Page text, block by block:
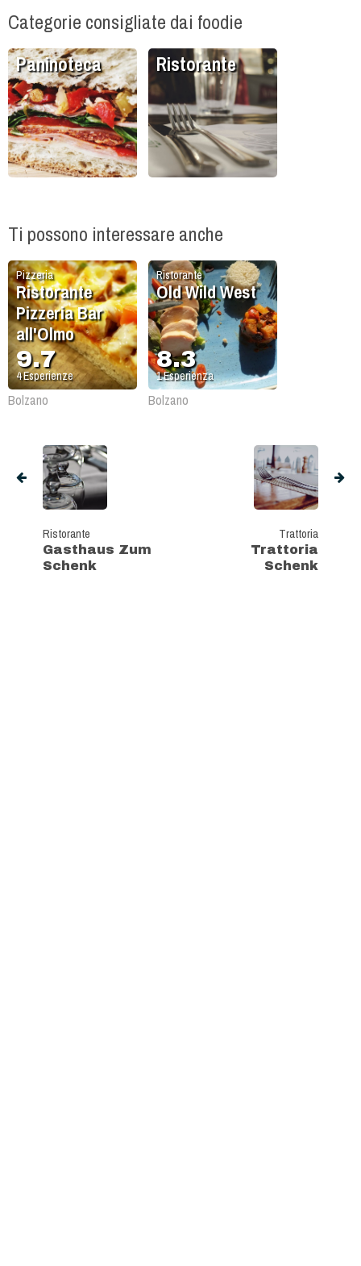
Categorie consigliate dai foodie
Paninoteca Ristorante
Ti possono interessare anche
Pizzeria
Ristorante
Pizzeria Bar
all'Olmo
9.7
4Esperienze
Bolzano
Ristorante
Old Wild West
8.3
1Esperienza
Bolzano
Ristorante
Gasthaus Zum
Schenk
Trattoria
Trattoria
Schenk